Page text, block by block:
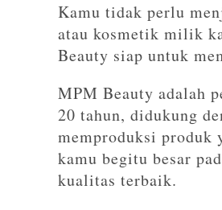
Kamu tidak perlu
atau kosmetik milik
Beauty siap untuk
MPM Beauty adalah
20 tahun, didukung
memproduksi produk
kamu begitu besar
kualitas terbaik.